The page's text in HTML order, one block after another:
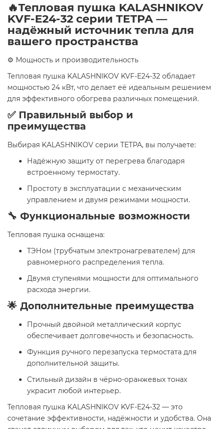
🔥Тепловая пушка KALASHNIKOV
KVF-E24-32 серии ТЕТРА —
надёжный источник тепла для
вашего пространства
⚙️ Мощность и производительность
Тепловая пушка KALASHNIKOV KVF-E24-32 обладает
мощностью 24 кВт, что делает её идеальным решением
для эффективного обогрева различных помещений.
✅ Правильный выбор и
преимущества
Выбирая KALASHNIKOV серии ТЕТРА, вы получаете:
Надёжную защиту от перегрева благодаря
встроенному термостату.
Простоту в эксплуатации с механическим
управлением и двумя режимами мощности.
🔧 Функциональные возможности
Тепловая пушка оснащена:
ТЭНом (трубчатым электронагревателем) для
равномерного распределения тепла.
Двумя ступенями мощности для оптимального
расхода энергии.
🌟 Дополнительные преимущества
Прочный двойной металлический корпус
обеспечивает долговечность и безопасность.
Функция ручного перезапуска термостата для
дополнительной защиты.
Стильный дизайн в чёрно-оранжевых тонах
украсит любой интерьер.
Тепловая пушка KALASHNIKOV KVF-E24-32 — это
сочетание эффективности, надёжности и удобства. Она